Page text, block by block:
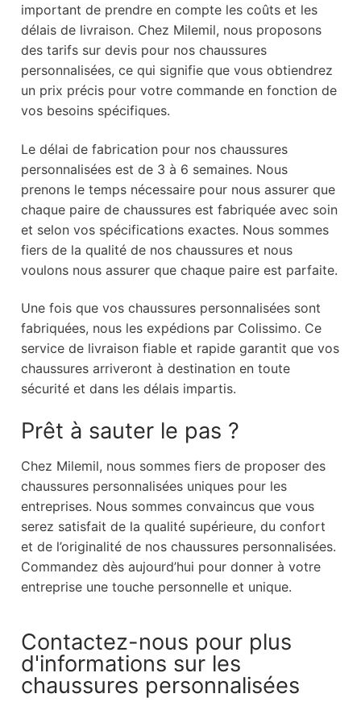
important de prendre en compte les coûts et les
délais de livraison. Chez Milemil, nous proposons
des tarifs sur devis pour nos chaussures
personnalisées, ce qui signifie que vous obtiendrez
un prix précis pour votre commande en fonction de
vos besoins spécifiques.
Le délai de fabrication pour nos chaussures
personnalisées est de 3 à 6 semaines. Nous
prenons le temps nécessaire pour nous assurer que
chaque paire de chaussures est fabriquée avec soin
et selon vos spécifications exactes. Nous sommes
fiers de la qualité de nos chaussures et nous
voulons nous assurer que chaque paire est parfaite.
Une fois que vos chaussures personnalisées sont
fabriquées, nous les expédions par Colissimo. Ce
service de livraison fiable et rapide garantit que vos
chaussures arriveront à destination en toute
sécurité et dans les délais impartis.
Prêt à sauter le pas ?
Chez Milemil, nous sommes fiers de proposer des
chaussures personnalisées uniques pour les
entreprises. Nous sommes convaincus que vous
serez satisfait de la qualité supérieure, du confort
et de l’originalité de nos chaussures personnalisées.
Commandez dès aujourd’hui pour donner à votre
entreprise une touche personnelle et unique.
Contactez-nous pour plus
d'informations sur les
chaussures personnalisées